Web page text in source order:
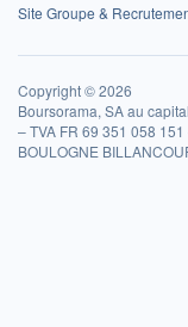
Site Groupe &
Copyright © 2026
Boursorama, SA au
– TVA FR 69 351 058
BOULOGNE